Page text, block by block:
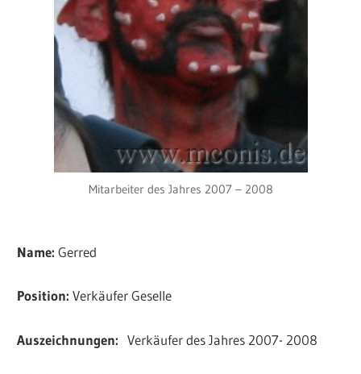
Mitarbeiter des Jahres 2007 – 2008
Name:Gerred
Position: Verkäufer Geselle
Auszeichnungen: Verkäufer des Jahres 2007- 2008